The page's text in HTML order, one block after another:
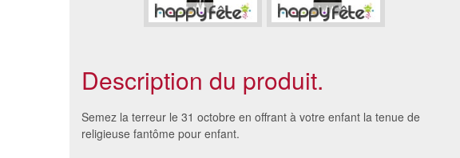
Description du produit.
Semez la terreur le 31 octobre en offrant à votre enfant la tenue de
religieuse fantôme pour enfant.